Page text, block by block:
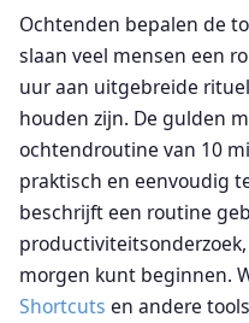
Ochtenden bepalen de
slaan veel mensen een
uur aan uitgebreide
houden zijn. De gulden
ochtendroutine van 10
praktisch en eenvoudig
beschrijft een routine
morgen kunt beginnen.
Shortcuts en andere